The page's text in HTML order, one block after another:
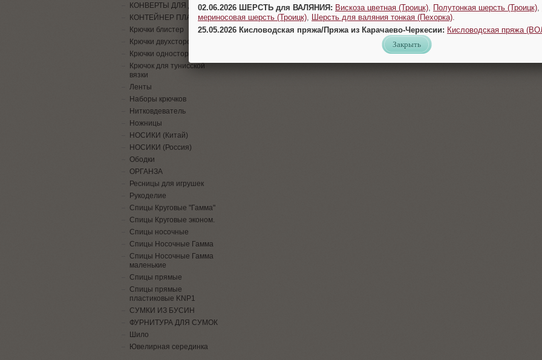
КОНВЕРТЫ ДЛЯ ДЕНЕГ
КОНТЕЙНЕР ПЛАСТИК
Крючки блистер
Крючки двухсторонние
Крючки односторонние
Крючок для тунисской
вязки
Ленты
Наборы крючков
Нитковдеватель
Ножницы
НОСИКИ (Китай)
НОСИКИ (Россия)
Ободки
ОРГАНЗА
Ресницы для игрушек
Рукоделие
Спицы Круговые "Гамма"
Спицы Круговые эконом.
Спицы носочные
Спицы Носочные Гамма
Спицы Носочные Гамма
маленькие
Спицы прямые
Спицы прямые
пластиковые KNP1
СУМКИ ИЗ БУСИН
ФУРНИТУРА ДЛЯ СУМОК
Шило
Ювелирная серединка
02.06.2026 ШЕРСТЬ для ВАЛЯНИЯ: Вискоза цветная (Троицк) Полутонкая шерсть (Троицк)
мериносовая шерсть (Троицк)
Шерсть для валяния тонкая (Пехорка)
25.05.2026 Кисловодская пряжа/Пряжа из Карачаево-Черкесии: Кисловодская пряжа
Закрыть